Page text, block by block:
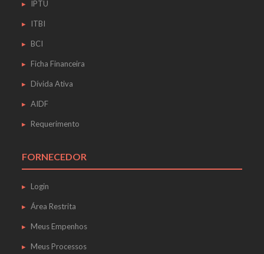
IPTU
ITBI
BCI
Ficha Financeira
Dívida Ativa
AIDF
Requerimento
FORNECEDOR
Login
Área Restrita
Meus Empenhos
Meus Processos